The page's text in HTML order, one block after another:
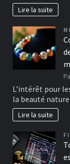
Lire la suite
L’intérêt pour
la beauté
Lire la suite